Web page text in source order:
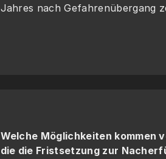
Jahres nach Gefahrenübergang
Welche Möglichkeiten kommen
die die Fristsetzung zur